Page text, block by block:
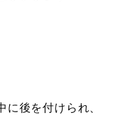
後を付けられ、